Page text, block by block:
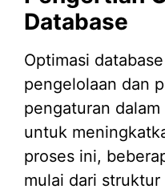
Database
Optimasi
pengelolaan dan
pengaturan
untuk
proses ini,
mulai dari